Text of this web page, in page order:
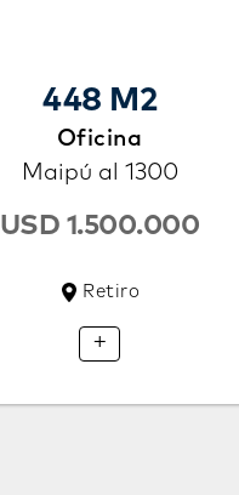
448 M2
Oficina
Maipú al 1300
USD 1.500.000
Retiro
+